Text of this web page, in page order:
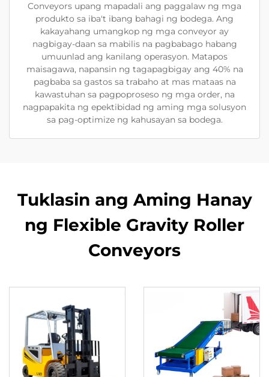
Conveyors upang mapadali ang paggalaw ng mga
produkto sa iba't ibang bahagi ng bodega. Ang
kakayahang umangkop ng mga conveyor ay
nagbigay-daan sa mabilis na pagbabago habang
umuunlad ang kanilang operasyon. Matapos
maisagawa, napansin ng tagapagbigay ang 40% na
pagbaba sa gastos sa trabaho at mas mataas na
kawastuhan sa pagpoproseso ng mga order, na
nagpapakita ng epektibidad ng aming mga solusyon
sa pag-optimize ng kahusayan sa bodega.
Tuklasin ang Aming Hanay
ng Flexible Gravity Roller
Conveyors